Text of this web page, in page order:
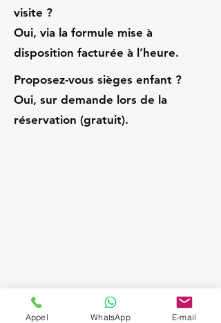
visite ?
Oui, via la formule mise à
disposition facturée à l’heure.
Proposez-vous sièges enfant ?
Oui, sur demande lors de la
réservation (gratuit).
Appel WhatsApp E-mail